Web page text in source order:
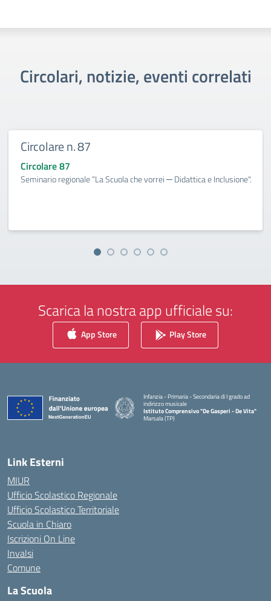
Circolari, notizie, eventi correlati
Circolare n. 87
Circolare 87
Seminario regionale “La Scuola che vorrei ─ Didattica e Inclusione".
Scarica la nostra app ufficiale su:
App Store Play Store
Infanzia - Primaria - Secondaria di I grado ad
indirizzo musicale
Istituto Comprensivo "De Gasperi - De Vita"
Marsala (TP)
Link Esterni
MIUR
Ufficio Scolastico Regionale
Ufficio Scolastico Territoriale
Scuola in Chiaro
Iscrizioni On Line
Invalsi
Comune
La Scuola